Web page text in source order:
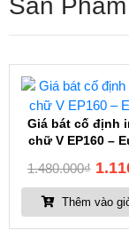
Sản
Giá bát cố định
chữ V EP160 –
1.480.000₫
Thêm vào